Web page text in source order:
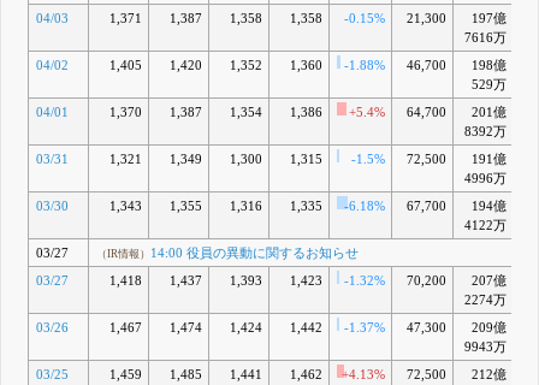
04/03 1,371 1,387 1,358 1,358 -0.15% 21,300
197億
7616万
04/02 1,405 1,420 1,352 1,360 -1.88% 46,700
198億
529万
04/01 1,370 1,387 1,354 1,386 +5.4% 64,700
201億
8392万
03/31 1,321 1,349 1,300 1,315 -1.5% 72,500
191億
4996万
03/30 1,343 1,355 1,316 1,335 -6.18% 67,700
194億
4122万
03/27 （IR情報） 14:00 役員の異動に関するお知らせ
03/27
1,418 1,437 1,393 1,423 -1.32% 70,200
207億
2274万
03/26 1,467 1,474 1,424 1,442 -1.37% 47,300
209億
9943万
03/25 1,459 1,485 1,441 1,462 +4.13% 72,500
212億